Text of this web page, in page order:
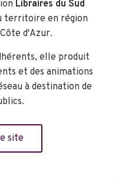
Libraires du Sud
territoire en région
d'Azur.
elle produit
et des animations
à destination de
site